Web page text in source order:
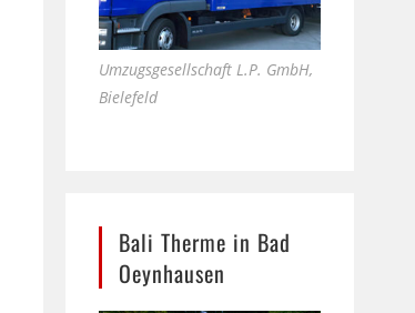
Umzugsgesellschaft L.P. GmbH,
Bielefeld
Bali Therme in Bad
Oeynhausen